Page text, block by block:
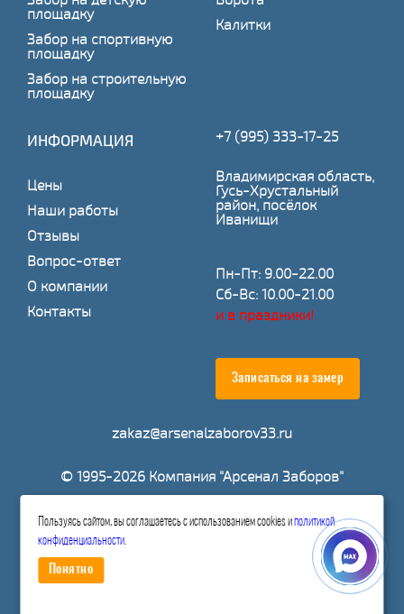
площадку
Забор на спортивную
площадку
Забор на строительную
площадку
Калитки
ИНФОРМАЦИЯ
Цены
Наши работы
Отзывы
Вопрос-ответ
О компании
Контакты
+7 (995) 333-17-25
Владимирская область,
Гусь-Хрустальный
район, посёлок
Иванищи
Пн-Пт: 9.00-22.00
Сб-Вс: 10.00-21.00
и в праздники!
Записаться на замер
zakaz@arsenalzaborov33.ru
© 1995-2026 Компания "Арсенал Заборов"
Расчитать стоимость
Политика конфиденциальности
Пользуясь сайтом, вы соглашаетесь с использованием cookies иполитикой
конфиденциальности.
Понятно